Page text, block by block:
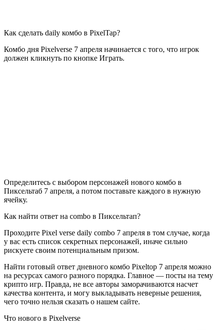
Как сделать daily комбо в PixelTap?
Комбо дня Pixelverse 7 апреля начинается с того, что игрок
должен кликнуть по кнопке Играть.
Определитесь с выбором персонажей нового комбо в
Пиксельтаб 7 апреля, а потом поставьте каждого в нужную
ячейку.
Как найти ответ на combo в Пиксельтап?
Проходите Pixel verse daily combo 7 апреля в том случае, когда
у вас есть список секретных персонажей, иначе сильно
рискуете своим потенциальным призом.
Найти готовый ответ дневного комбо Pixeltop 7 апреля можно
на ресурсах самого разного порядка. Главное — посты на тему
крипто игр. Правда, не все авторы заморачиваются насчет
качества контента, и могу выкладывать неверные решения,
чего точно нельзя сказать о нашем сайте.
Что нового в Pixelverse